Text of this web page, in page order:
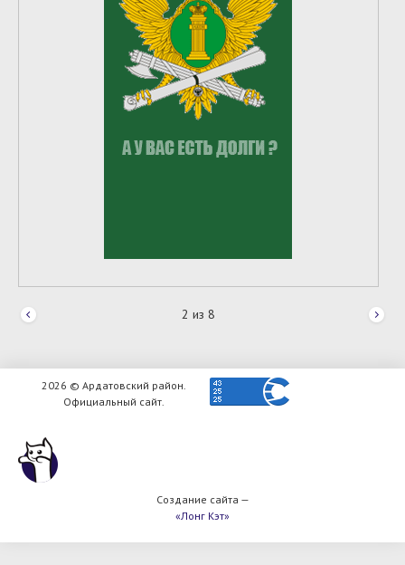
2 из 8
2026 © Ардатовский район.
Официальный сайт.
Создание сайта —
«Лонг Кэт»